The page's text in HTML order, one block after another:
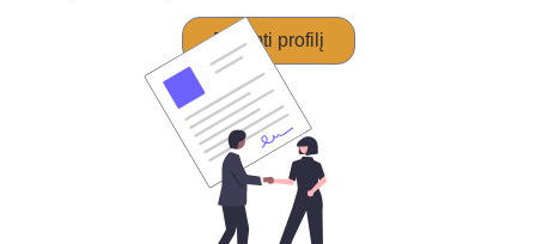
Perimti profilį